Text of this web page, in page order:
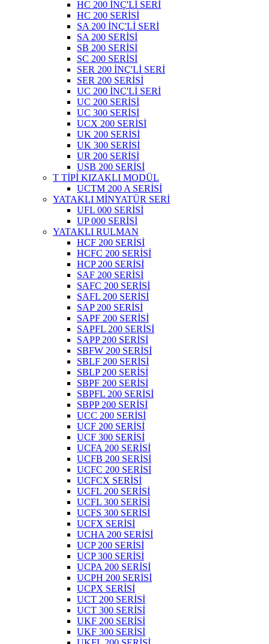
HC 200 İNÇ'Lİ SERİ
HC 200 SERİSİ
SA 200 İNÇ'Lİ SERİ
SA 200 SERİSİ
SB 200 SERİSİ
SC 200 SERİSİ
SER 200 İNÇ'Lİ SERİ
SER 200 SERİSİ
UC 200 İNÇ'Lİ SERİ
UC 200 SERİSİ
UC 300 SERİSİ
UCX 200 SERİSİ
UK 200 SERİSİ
UK 300 SERİSİ
UR 200 SERİSİ
USB 200 SERİSİ
T TİPİ KIZAKLI MODÜL
UCTM 200 A SERİSİ
YATAKLI MİNYATÜR SERİ
UFL 000 SERİSİ
UP 000 SERİSİ
YATAKLI RULMAN
HCF 200 SERİSİ
HCFC 200 SERİSİ
HCP 200 SERİSİ
SAF 200 SERİSİ
SAFC 200 SERİSİ
SAFL 200 SERİSİ
SAP 200 SERİSİ
SAPF 200 SERİSİ
SAPFL 200 SERİSİ
SAPP 200 SERİSİ
SBFW 200 SERİSİ
SBLF 200 SERİSİ
SBLP 200 SERİSİ
SBPF 200 SERİSİ
SBPFL 200 SERİSİ
SBPP 200 SERİSİ
UCC 200 SERİSİ
UCF 200 SERİSİ
UCF 300 SERİSİ
UCFA 200 SERİSİ
UCFB 200 SERİSİ
UCFC 200 SERİSİ
UCFCX SERİSİ
UCFL 200 SERİSİ
UCFL 300 SERİSİ
UCFS 300 SERİSİ
UCFX SERİSİ
UCHA 200 SERİSİ
UCP 200 SERİSİ
UCP 300 SERİSİ
UCPA 200 SERİSİ
UCPH 200 SERİSİ
UCPX SERİSİ
UCT 200 SERİSİ
UCT 300 SERİSİ
UKF 200 SERİSİ
UKF 300 SERİSİ